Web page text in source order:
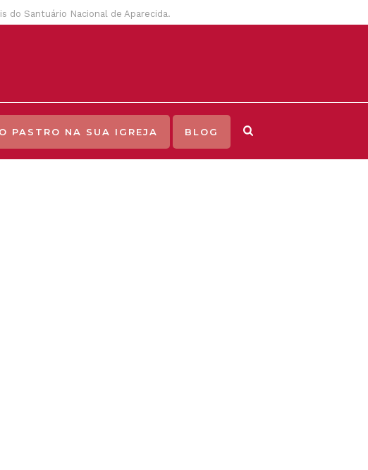
do Santuário Nacional de Aparecida.
PASTRO NA SUA IGREJA BLOG